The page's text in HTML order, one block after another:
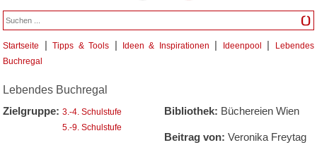
Sie sind hier
Startseite |Tipps & Tools | Ideen & Inspirationen | Ideenpool |
Lebendes
Buchregal
Lebendes Buchregal
Zielgruppe:3.-4. Schulstufe
5.-9. Schulstufe
Bibliothek: Büchereien Wien
Beitrag von: Veronika Freytag